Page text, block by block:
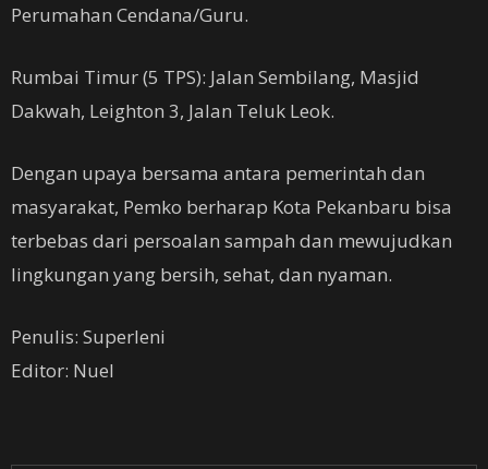
Perumahan Cendana/Guru.
Rumbai Timur (5 TPS): Jalan Sembilang, Masjid
Dakwah, Leighton 3, Jalan Teluk Leok.
Dengan upaya bersama antara pemerintah dan
masyarakat, Pemko berharap Kota Pekanbaru bisa
terbebas dari persoalan sampah dan mewujudkan
lingkungan yang bersih, sehat, dan nyaman.
Penulis: Superleni
Editor: Nuel